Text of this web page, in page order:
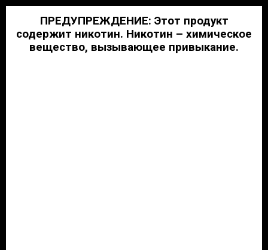
Skip
content
ПРЕДУПРЕЖДЕНИЕ: Этот продукт
содержит никотин. Никотин – химическое
вещество, вызывающее привыкание.